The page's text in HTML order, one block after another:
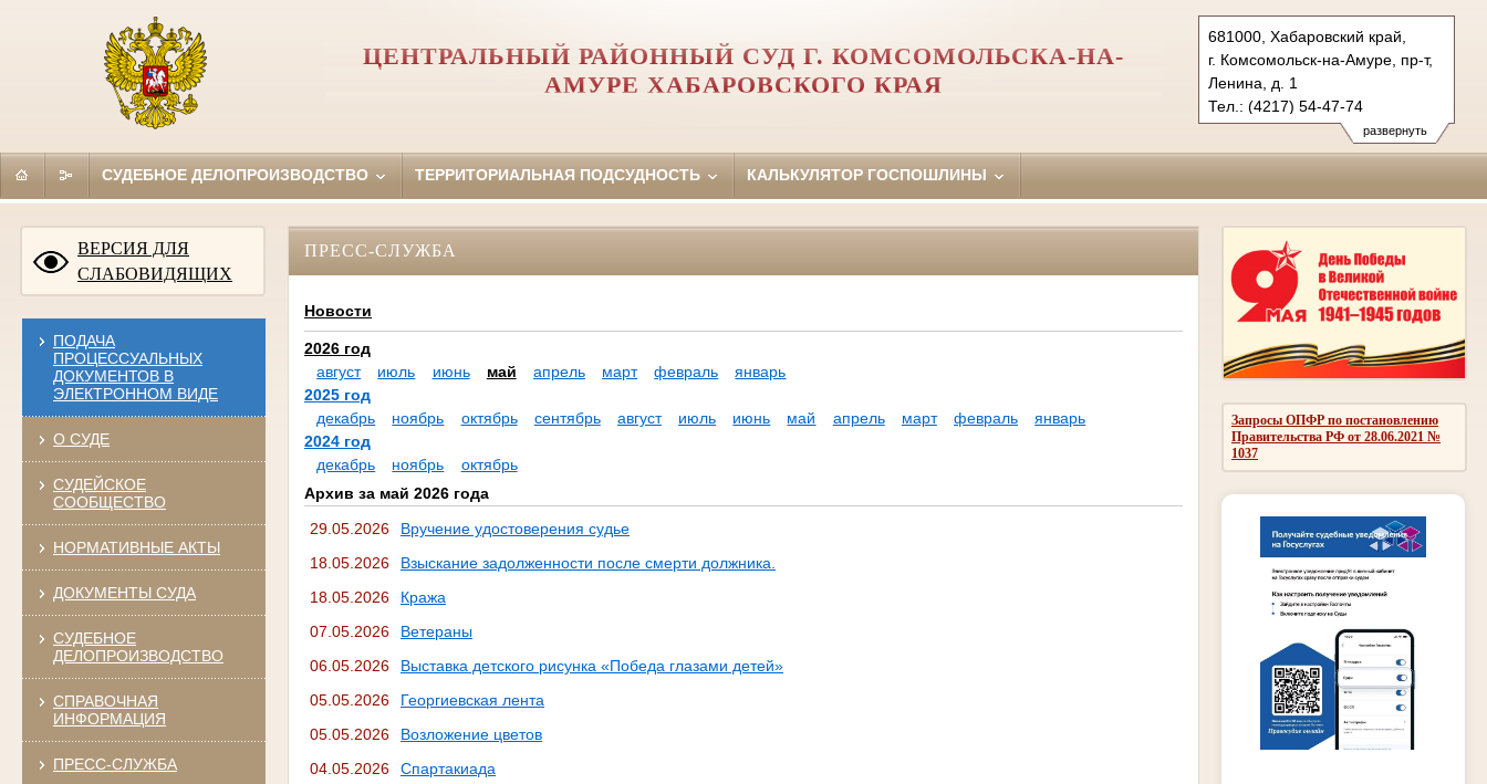
развернуть
681000, Хабаровский край,
г. Комсомольск-на-Амуре, пр-т,
Ленина, д. 1
Тел.: (4217) 54-47-74
centralny.hbr@sudrf.ru
ЦЕНТРАЛЬНЫЙ РАЙОННЫЙ СУД Г. КОМСОМОЛЬСКА-НА-
АМУРЕ ХАБАРОВСКОГО КРАЯ
СУДЕБНОЕ ДЕЛОПРОИЗВОДСТВО ТЕРРИТОРИАЛЬНАЯ ПОДСУДНОСТЬ КАЛЬКУЛЯТОР ГОСПОШЛИНЫ
ВЕРСИЯ ДЛЯ
СЛАБОВИДЯЩИХ
ПОДАЧА
ПРОЦЕССУАЛЬНЫХ
ДОКУМЕНТОВ В
ЭЛЕКТРОННОМ ВИДЕ
О СУДЕ
СУДЕЙСКОЕ
СООБЩЕСТВО
НОРМАТИВНЫЕ АКТЫ
ДОКУМЕНТЫ СУДА
СУДЕБНОЕ
ДЕЛОПРОИЗВОДСТВО
СПРАВОЧНАЯ
ИНФОРМАЦИЯ
ПРЕСС-СЛУЖБА
Запросы ОПФР по постановлению
Правительства РФ от 28.06.2021 №
1037
ПРЕСС-СЛУЖБА
Новости
2026 год
август
июль июнь май апрель март февраль
январь
2025 год
декабрь
ноябрь октябрь сентябрь август июль июнь май апрель март февраль
январь
2024 год
декабрь
ноябрь
октябрь
Архив за май 2026 года
29.05.2026
Вручение удостоверения судье
18.05.2026
Взыскание задолженности после смерти должника.
18.05.2026
Кража
07.05.2026
Ветераны
06.05.2026
Выставка детского рисунка «Победа глазами детей»
05.05.2026
Георгиевская лента
05.05.2026
Возложение цветов
04.05.2026
Спартакиада